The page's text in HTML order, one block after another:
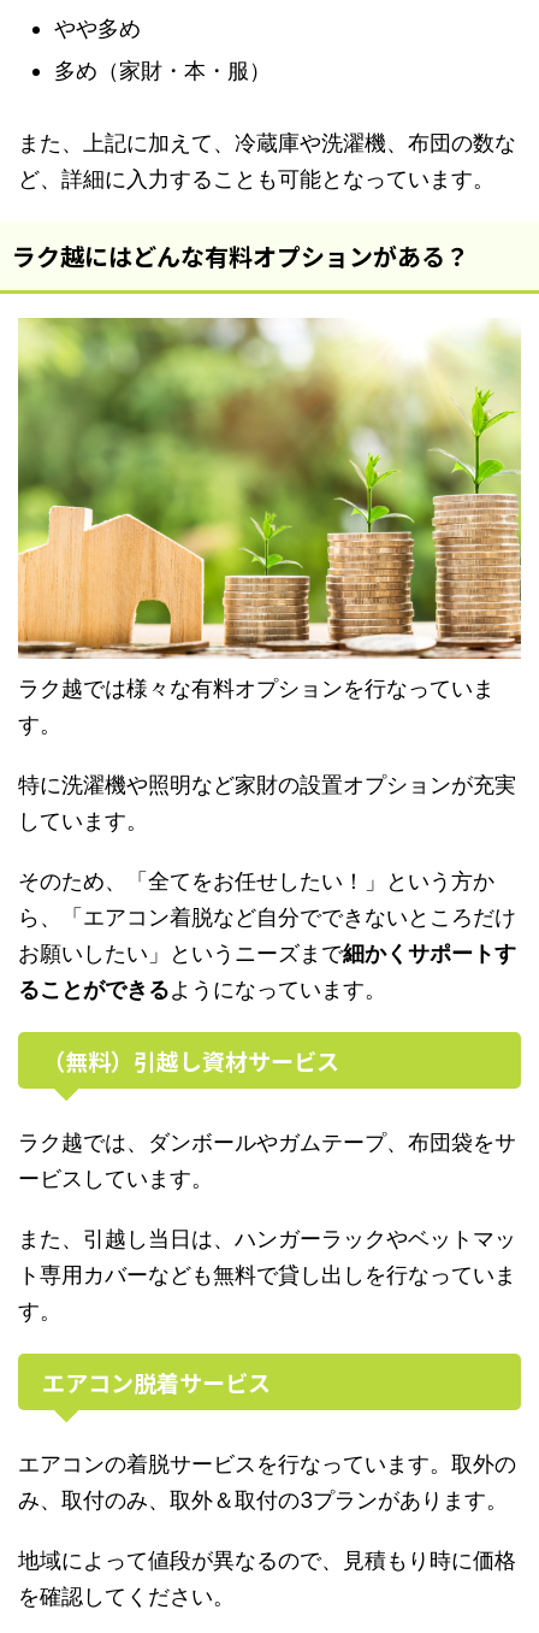
やや多め
多め（家財・本・服）
また、上記に加えて、冷蔵庫や洗濯機、布団の数な
ど、詳細に入力することも可能となっています。
ラク越にはどんな有料オプションがある？
ラク越では様々な有料オプションを行なっていま
す。
特に洗濯機や照明など家財の設置オプションが充実
しています。
そのため、「全てをお任せしたい！」という方か
ら、「エアコン着脱など自分でできないところだけ
お願いしたい」というニーズまで細かくサポートす
ることができるようになっています。
（無料）引越し資材サービス
ラク越では、ダンボールやガムテープ、布団袋をサ
ービスしています。
また、引越し当日は、ハンガーラックやベットマッ
ト専用カバーなども無料で貸し出しを行なっていま
す。
エアコン脱着サービス
エアコンの着脱サービスを行なっています。取外の
み、取付のみ、取外＆取付の3プランがあります。
地域によって値段が異なるので、見積もり時に価格
を確認してください。